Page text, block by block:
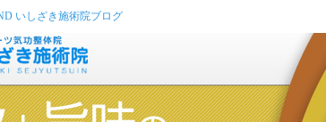
いしざき施術院ブログ